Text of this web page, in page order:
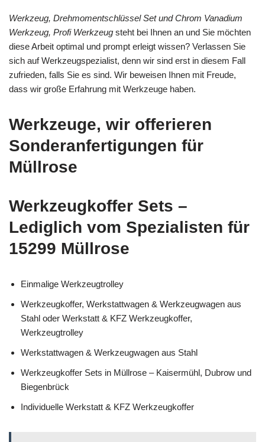
Werkzeug, Drehmomentschlüssel Set und Chrom Vanadium
Werkzeug, Profi Werkzeug steht bei Ihnen an und Sie möchten
diese Arbeit optimal und prompt erleigt wissen? Verlassen Sie
sich auf Werkzeugspezialist, denn wir sind erst in diesem Fall
zufrieden, falls Sie es sind. Wir beweisen Ihnen mit Freude,
dass wir große Erfahrung mit Werkzeuge haben.
Werkzeuge, wir offerieren
Sonderanfertigungen für
Müllrose
Werkzeugkoffer Sets –
Lediglich vom Spezialisten für
15299 Müllrose
Einmalige Werkzeugtrolley
Werkzeugkoffer, Werkstattwagen & Werkzeugwagen aus
Stahl oder Werkstatt & KFZ Werkzeugkoffer,
Werkzeugtrolley
Werkstattwagen & Werkzeugwagen aus Stahl
Werkzeugkoffer Sets in Müllrose – Kaisermühl, Dubrow und
Biegenbrück
Individuelle Werkstatt & KFZ Werkzeugkoffer